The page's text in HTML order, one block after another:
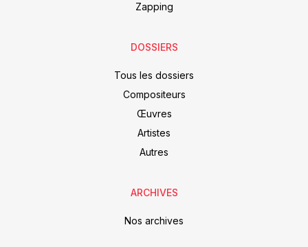
Zapping
DOSSIERS
Tous les dossiers
Compositeurs
Œuvres
Artistes
Autres
ARCHIVES
Nos archives